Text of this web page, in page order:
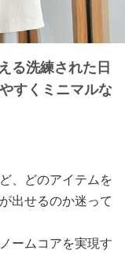
る洗練された日
すくミニマルな
、どのアイテムを
出せるのか迷って
ームコアを実現す